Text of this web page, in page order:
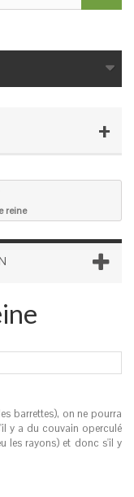
reine
barrettes), on ne pourra
y a du couvain operculé
les rayons) et donc s'il y